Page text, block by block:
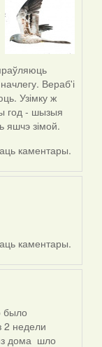
Вераб'і
Узімку ж
год - шызыя
яшчэ зімой.
каментары.
каментары.
было
2 недели
дома шло